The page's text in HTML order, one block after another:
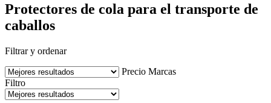
Protectores de cola para el transporte de
caballos
Filtrar y ordenar
Precio Marcas
Filtro